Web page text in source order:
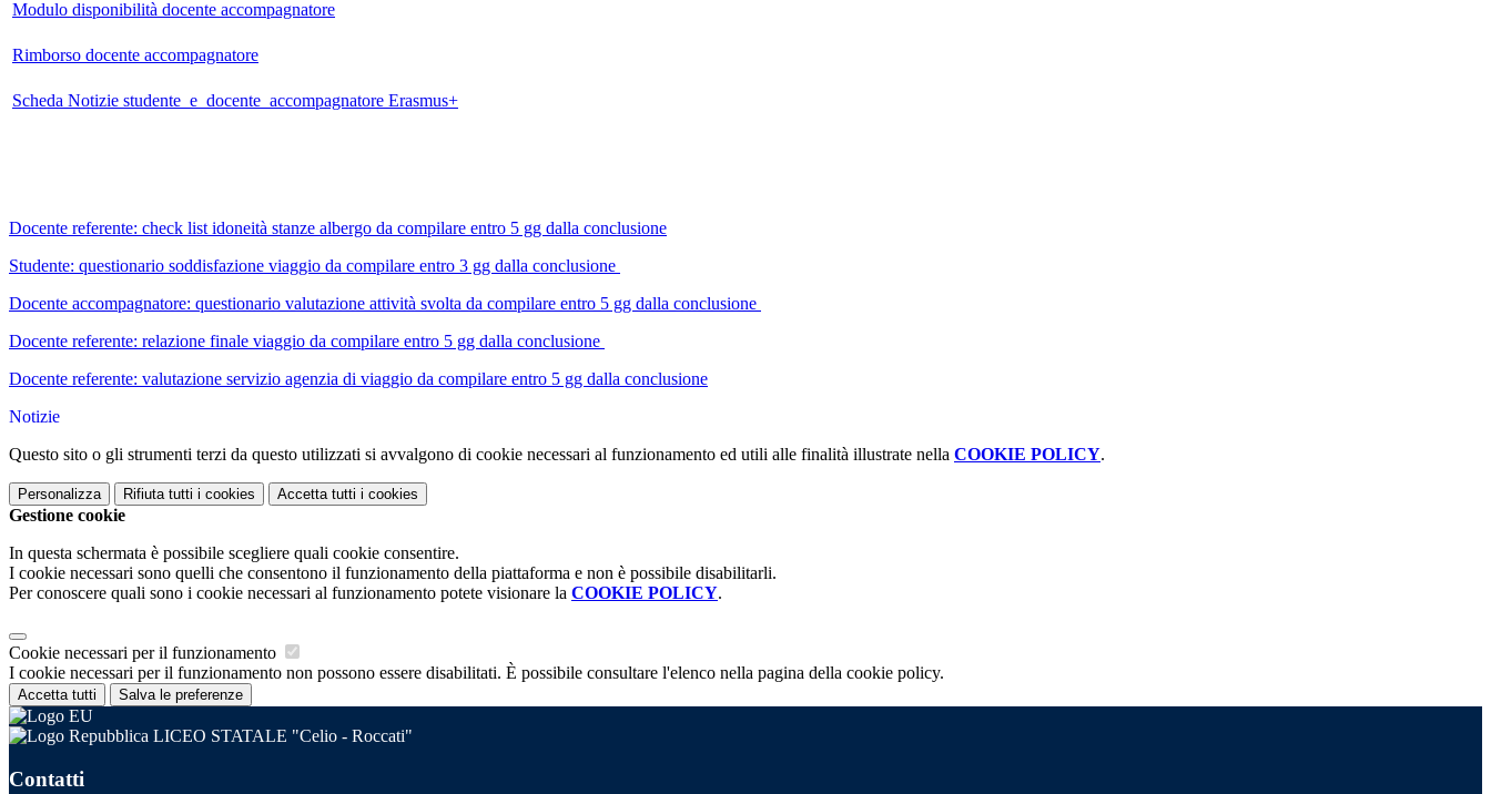
Modulo disponibilità docente accompagnatore
Rimborso docente accompagnatore
Scheda Notizie studente e docente accompagnatore Erasmus+
Docente referente: check list idoneità stanze albergo da compilare entro 5 gg dalla conclusione
Studente: questionario soddisfazione viaggio da compilare entro 3 gg dalla conclusione
Docente accompagnatore: questionario valutazione attività svolta da compilare entro 5 gg dalla conclusione
Docente referente: relazione finale viaggio da compilare entro 5 gg dalla conclusione
Docente referente: valutazione servizio agenzia di viaggio da compilare entro 5 gg dalla conclusione
Notizie
Questo sito o gli strumenti terzi da questo utilizzati si avvalgono di cookie necessari al funzionamento ed utili alle finalità illustrate nella COOKIE POLICY.
Personalizza Rifiuta tutti i cookies Accetta tutti i cookies
Gestione cookie
In questa schermata è possibile scegliere quali cookie consentire.
I cookie necessari sono quelli che consentono il funzionamento della piattaforma e non è possibile disabilitarli.
Per conoscere quali sono i cookie necessari al funzionamento potete visionare la COOKIE POLICY.
Cookie necessari per il funzionamento
I cookie necessari per il funzionamento non possono essere disabilitati. È possibile consultare l'elenco nella pagina della cookie policy.
Accetta tutti Salva le preferenze
LICEO STATALE "Celio - Roccati"
Contatti